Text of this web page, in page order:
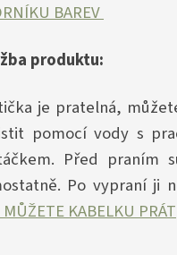
BAREV
produktu:
je pratelná,
pomocí vody s
Před praním
Po vypraní ji
KABELKU PRÁT